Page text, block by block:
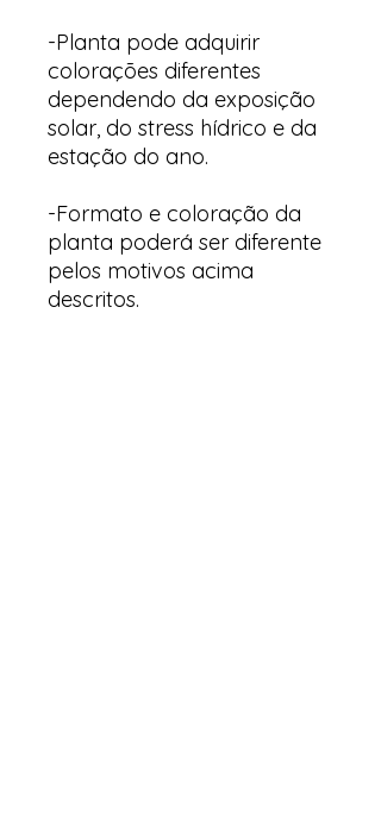
-Planta pode adquirir
colorações diferentes
dependendo da exposição
solar, do stress hídrico e da
estação do ano.
-Formato e coloração da
planta poderá ser diferente
pelos motivos acima
descritos.